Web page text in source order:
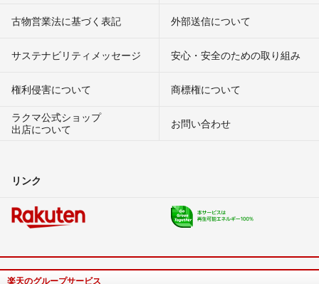
古物営業法に基づく表記 外部送信について
サステナビリティメッセージ 安心・安全のための取り組み
権利侵害について
商標権について
ラクマ公式ショップ
出店について
お問い合わせ
リンク
楽天のグループサービス